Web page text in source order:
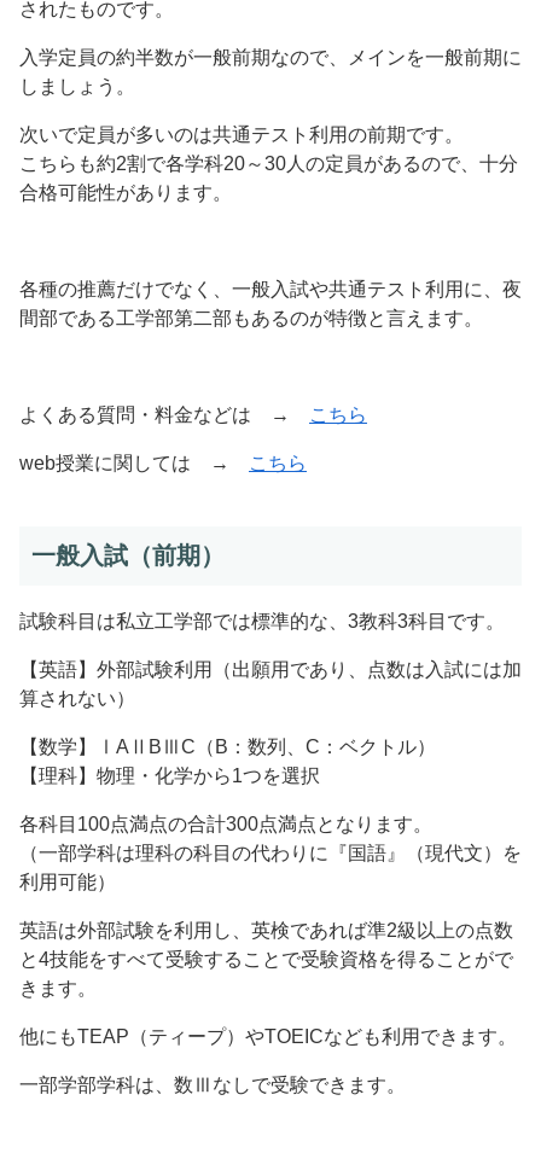
されたものです。
入学定員の約半数が一般前期なので、メインを一般前期に
しましょう。
次いで定員が多いのは共通テスト利用の前期です。
こちらも約2割で各学科20～30人の定員があるので、十分
合格可能性があります。
各種の推薦だけでなく、一般入試や共通テスト利用に、夜
間部である工学部第二部もあるのが特徴と言えます。
よくある質問・料金などは → こちら
web授業に関しては → こちら
一般入試（前期）
試験科目は私立工学部では標準的な、3教科3科目です。
【英語】外部試験利用（出願用であり、点数は入試には加
算されない）
【数学】ⅠAⅡBⅢC（B：数列、C：ベクトル）
【理科】物理・化学から1つを選択
各科目100点満点の合計300点満点となります。
（一部学科は理科の科目の代わりに『国語』（現代文）を
利用可能）
英語は外部試験を利用し、英検であれば準2級以上の点数
と4技能をすべて受験することで受験資格を得ることがで
きます。
他にもTEAP（ティープ）やTOEICなども利用できます。
一部学部学科は、数Ⅲなしで受験できます。